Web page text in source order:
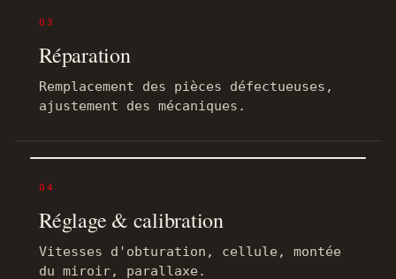
03
Réparation
Remplacement des pièces défectueuses,
ajustement des mécaniques.
04
Réglage & calibration
Vitesses d'obturation, cellule, montée
du miroir, parallaxe.